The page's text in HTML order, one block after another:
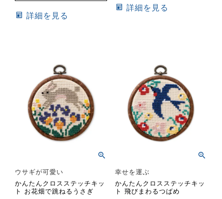
詳細を見る
詳細を見る
ウサギが可愛い
かんたんクロスステッチキッ
ト お花畑で跳ねるうさぎ
幸せを運ぶ
かんたんクロスステッチキッ
ト 飛びまわるつばめ